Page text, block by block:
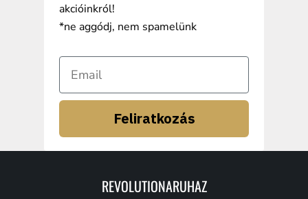
akcióinkról!
*ne aggódj, nem spamelünk
Feliratkozás
REVOLUTIONARUHAZ